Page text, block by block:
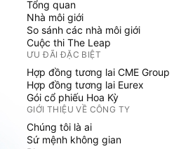
Tổng quan
Nhà môi giới
So sánh các nhà môi giới
Cuộc thi The Leap
ƯU ĐÃI ĐẶC BIỆT
Hợp đồng tương lai CME Group
Hợp đồng tương lai Eurex
Gói cổ phiếu Hoa Kỳ
GIỚI THIỆU VỀ CÔNG TY
Chúng tôi là ai
Sứ mệnh không gian